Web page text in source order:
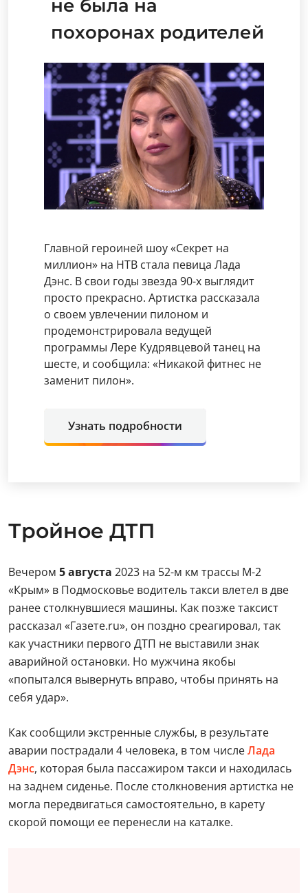
не была на
похоронах родителей
Главной героиней шоу «Секрет на
миллион» на НТВ стала певица Лада
Дэнс. В свои годы звезда 90-х выглядит
просто прекрасно. Артистка рассказала
о своем увлечении пилоном и
продемонстрировала ведущей
программы Лере Кудрявцевой танец на
шесте, и сообщила: «Никакой фитнес не
заменит пилон».
Узнать подробности
Тройное ДТП
Вечером 5 августа 2023 на 52-м км трассы М-2
«Крым» в Подмосковье водитель такси влетел в две
ранее столкнувшиеся машины. Как позже таксист
рассказал «Газете.ru», он поздно среагировал, так
как участники первого ДТП не выставили знак
аварийной остановки. Но мужчина якобы
«попытался вывернуть вправо, чтобы принять на
себя удар».
Как сообщили экстренные службы, в результате
аварии пострадали 4 человека, в том числеЛада
Дэнс, которая была пассажиром такси и находилась
на заднем сиденье. После столкновения артистка не
могла передвигаться самостоятельно, в карету
скорой помощи ее перенесли на каталке.